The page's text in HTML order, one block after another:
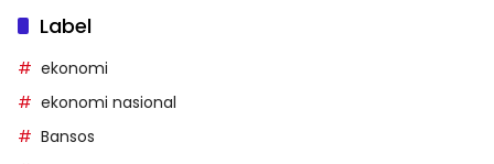
Label
ekonomi
ekonomi nasional
Bansos